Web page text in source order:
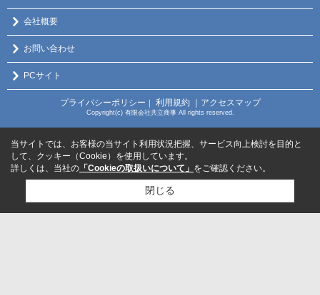
会社概要
お問い合わせ
PCサイト
プライバシーポリシー ｜ 利用規約 ｜アクセスマップ
Copyright(c) 有限会社共立商事 All rights reserved.
当サイトでは、お客様の当サイト利用状況把握、サービス向上検討を目的と
して、クッキー（Cookie）を使用しています。
詳しくは、当社の 「Cookieの取扱いについて」 をご確認ください。
閉じる